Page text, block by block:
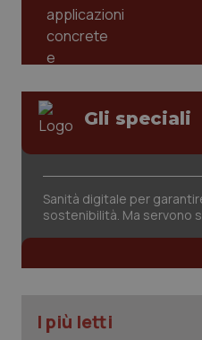
Gli speciali
Sanità digitale per
sostenibilità. Ma servono
I più letti
tracking-sites-ironfish-
session-id
_ga